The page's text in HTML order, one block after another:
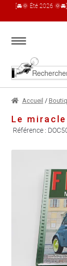
[🚘🌞 Été 2026
à
navigation
au
contenu
Rechercher
produit
Accueil
Le catalogue
À propos
Garages
Contact
Accueil /
Le
Référence :